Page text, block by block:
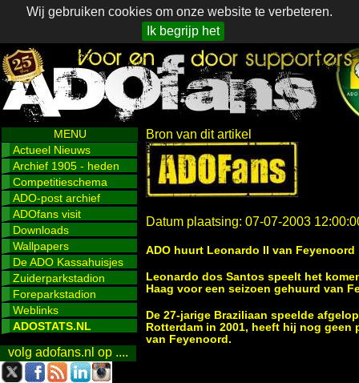
Wij gebruiken cookies om onze website te verbeteren.
Ik begrijp het
MENU
Actueel Nieuws
Archief 1905 - heden
Competitieschema
ADO-post archief
ADOfans visit
Downloads
Wallpapers
De ADO Kassahuisjes
Zuiderparkstadion
Foreparkstadion
Weblinks
ADOSTATS.NL
volg adofans.nl op ....
Bron van dit artikel
Datum plaatsing: 07-07-2003
ADO huurt Leonardo II van Feyenoord
Leonardo dos Santos speelt het
Haag voor een seizoen gehuurd van
De 27-jarige Braziliaan speelde
Rotterdam in 2001, heeft hij nog
van Feyenoord.